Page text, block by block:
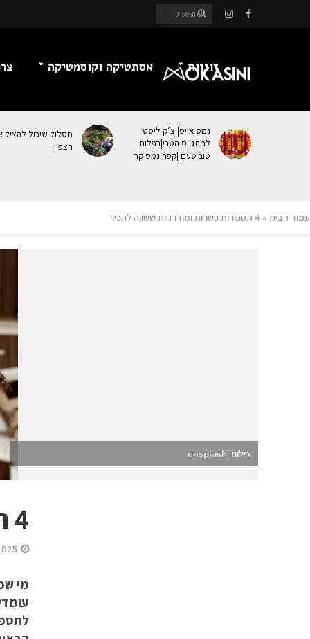
זוגיות אסתטיקה וקוסמטיקה
נמס אייס| צ’ק ליסט
למתגייס הטרי|בפלות
טוב טעם |קפה נמס קר
מסלול שיכול להציל
הצפון
עמוד הבית » 4 תספורות כשרות ומודרניות ששווה להכיר
צילום: unsplash
4 תספורות כשרות ומודרניות ששווה להכיר
מי